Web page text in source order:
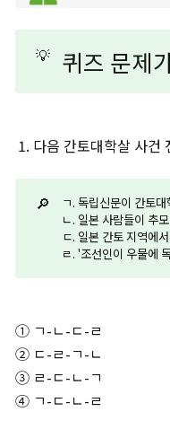
💡 퀴즈 문제
다음 간토대학살 사건
🔎
ㄱ. 독립신문이 간토
ㄴ. 일본 사람들이 추
ㄷ. 일본 간토 지역에
ㄹ. '조선인이 우물에
① ㄱ-ㄴ-ㄷ-ㄹ
② ㄷ-ㄹ-ㄱ-ㄴ
③ ㄹ-ㄷ-ㄴ-ㄱ
④ ㄱ-ㄷ-ㄴ-ㄹ